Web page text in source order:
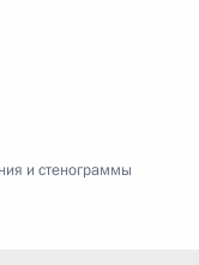
и стенограммы